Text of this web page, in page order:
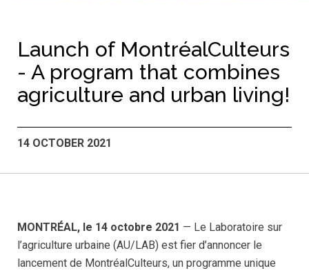
Launch of MontréalCulteurs
- A program that combines
agriculture and urban living!
14 OCTOBER 2021
MONTRÉAL, le 14 octobre 2021 — Le Laboratoire sur
l’agriculture urbaine (AU/LAB) est fier d’annoncer le
lancement de MontréalCulteurs, un programme unique